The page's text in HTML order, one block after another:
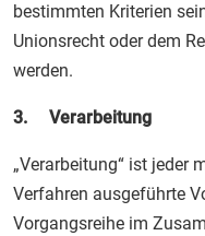
bestimmten Kriterien
Unionsrecht oder dem
werden.
3. Verarbeitung
„Verarbeitung“ ist jeder
Verfahren ausgeführte
Vorgangsreihe im